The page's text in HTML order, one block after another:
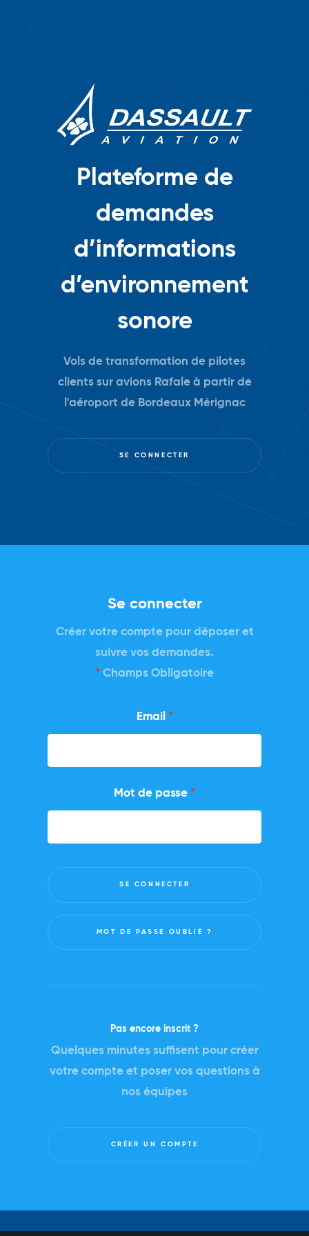
Plateforme de
demandes
d’informations
d’environnement
sonore
Vols de transformation de pilotes
clients sur avions Rafale à partir de
l'aéroport de Bordeaux Mérignac
SE CONNECTER
Se connecter
Créer votre compte pour déposer et
suivre vos demandes.
Champs Obligatoire
Email
Mot de passe
Pas encore inscrit ?
Quelques minutes suffisent pour créer
votre compte et poser vos questions à
nos équipes
CRÉER UN COMPTE